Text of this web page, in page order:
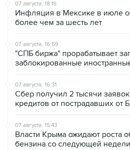
07 августа, 18:16
Инфляция в Мексике в июле
более чем за шесть лет
07 августа, 16:59
"СПБ биржа" прорабатывает
заблокированные
07 августа, 16:31
Сбер получил 2 тысячи
кредитов от пострадавших от
07 августа, 15:43
Власти Крыма ожидают роста
бензина со следующей недели